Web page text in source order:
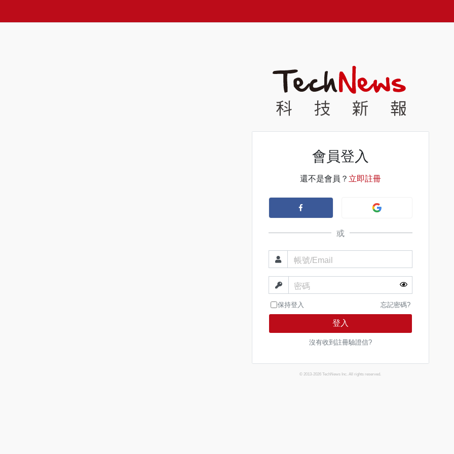
會員登入
還不是會員？ 立即註冊
或
帳號/Email
密碼
保持登入 忘記密碼?
登入
沒有收到註冊驗證信?
© 2013-2026 TechNews Inc. All rights reserved.